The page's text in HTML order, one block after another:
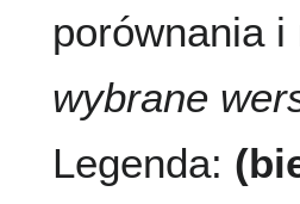
porównania
wybrane
Legenda: